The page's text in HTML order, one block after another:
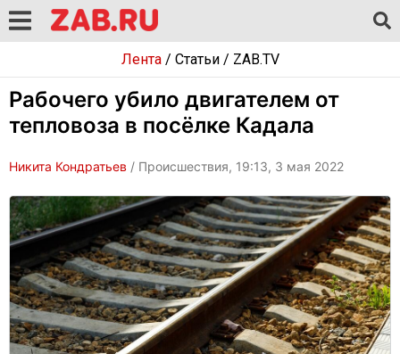
Лента/ Статьи/ ZAB.TV
Рабочего убило двигателем от
тепловоза в посёлке Кадала
Никита Кондратьев / Происшествия, 19:13, 3 мая 2022